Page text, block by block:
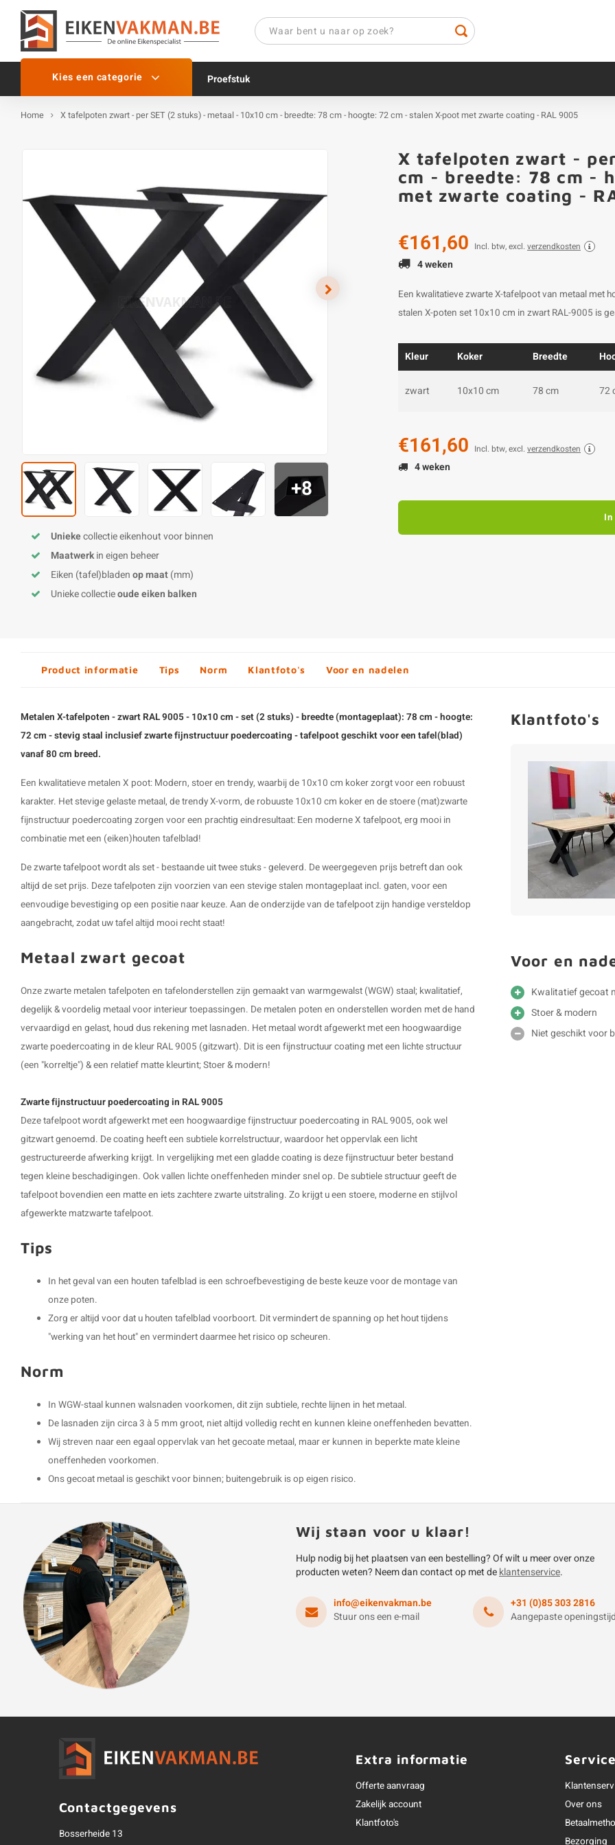
Kies een categorie Proefstuk
Home X tafelpoten zwart - per SET (2 stuks) - metaal - 10x10 cm - breedte: 78 cm - hoogte: 72 cm - stalen X-poot met zwarte coating - RAL 9005
+8
Uniekecollectie eikenhout voor binnen
Maatwerkin eigen beheer
Eiken (tafel)bladenop maat(mm)
Unieke collectieoude eiken balken
X tafelpoten zwart -
cm - breedte: 78 cm -
met zwarte coating -
€161,60 Incl. btw, excl. verzendkosten
4 weken
Een kwalitatieve zwarte X-tafelpoot van metaal met
stalen X-poten set 10x10 cm in zwart RAL-9005 is
Kleur Koker Breedte
zwart 10x10 cm 78 cm 72
€161,60 Incl. btw, excl. verzendkosten
4 weken
Product informatie Tips Norm Klantfoto's Voor en nadelen
Metalen X-tafelpoten - zwart RAL 9005 - 10x10 cm - set (2 stuks) - breedte (montageplaat): 78 cm - hoogte:
72 cm - stevig staal inclusief zwarte fijnstructuur poedercoating - tafelpoot geschikt voor een tafel(blad)
vanaf 80 cm breed.
Een kwalitatieve metalen X poot: Modern, stoer en trendy, waarbij de 10x10 cm koker zorgt voor een robuust
karakter. Het stevige gelaste metaal, de trendy X-vorm, de robuuste 10x10 cm koker en de stoere (mat)zwarte
fijnstructuur poedercoating zorgen voor een prachtig eindresultaat: Een moderneX tafelpoot, erg mooi in
combinatie met een (eiken)houten tafelblad!
Dezwarte tafelpootwordt als set - bestaande uit twee stuks - geleverd. De weergegeven prijs betreft dan ook
altijd de set prijs. Deze tafelpoten zijn voorzien van een stevige stalen montageplaat incl. gaten, voor een
eenvoudige bevestiging op een positie naar keuze. Aan de onderzijde van de tafelpoot zijn handige versteldop
aangebracht, zodat uw tafel altijd mooi recht staat!
Metaal zwart gecoat
Onze zwarte metalen tafelpoten en tafelonderstellen zijn gemaakt van warmgewalst (WGW) staal; kwalitatief,
degelijk & voordelig metaal voor interieur toepassingen. De metalen poten en onderstellen worden met de hand
vervaardigd en gelast, houd dus rekening met lasnaden. Het metaal wordt afgewerkt met een hoogwaardige
zwarte poedercoating in de kleur RAL 9005 (gitzwart). Dit is een fijnstructuur coating met een lichte structuur
(een "korreltje") & een relatief matte kleurtint; Stoer & modern!
Zwarte fijnstructuur poedercoating in RAL 9005
Deze tafelpoot wordt afgewerkt met een hoogwaardige fijnstructuur poedercoating in RAL 9005, ook wel
gitzwart genoemd. De coating heeft een subtiele korrelstructuur, waardoor het oppervlak een licht
gestructureerde afwerking krijgt. In vergelijking met een gladde coating is deze fijnstructuur beter bestand
tegen kleine beschadigingen. Ook vallen lichte oneffenheden minder snel op. De subtiele structuur geeft de
tafelpoot bovendien een matte en iets zachtere zwarte uitstraling. Zo krijgt u een stoere, moderne en stijlvol
afgewerkte matzwarte tafelpoot.
Tips
In het geval van een houten tafelblad is een schroefbevestiging de beste keuze voor de montage van
onze poten.
Zorg er altijd voor dat u houten tafelblad voorboort. Dit vermindert de spanning op het hout tijdens
"werking van het hout" en vermindert daarmee het risico op scheuren.
Norm
In WGW-staal kunnen walsnaden voorkomen, dit zijn subtiele, rechte lijnen in het metaal.
De lasnaden zijn circa 3 à 5 mm groot, niet altijd volledig recht en kunnen kleine oneffenheden bevatten.
Wij streven naar een egaal oppervlak van het gecoate metaal, maar er kunnen in beperkte mate kleine
oneffenheden voorkomen.
Ons gecoat metaal is geschikt voor binnen; buitengebruik is op eigen risico.
Klantfoto's
Voor en
Kwalitatief gecoat
Stoer & modern
Niet geschikt voor
Wij staan voor u klaar!
Hulp nodig bij het plaatsen van een bestelling? Of wilt u meer over onze
producten weten? Neem dan contact op met deklantenservice.
info@eikenvakman.be
Stuur ons een e-mail
+31 (0)85 303 2816
Aangepaste
Contactgegevens
Bosserheide 13
Extra informatie
Offerte aanvraag
Zakelijk account
Klantfoto's
Over ons
Bezorging